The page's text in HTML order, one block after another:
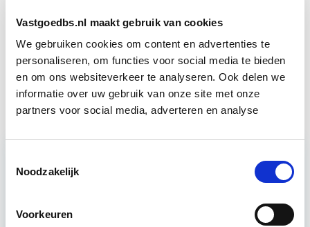
Vastgoedbs.nl maakt gebruik van cookies
We gebruiken cookies om content en advertenties te
personaliseren, om functies voor social media te bieden
en om ons websiteverkeer te analyseren. Ook delen we
informatie over uw gebruik van onze site met onze
partners voor social media, adverteren en analyse
Noodzakelijk
Voorkeuren
Verduurzaming Vastgoed en
DMJOP
Start di 8
Vastgoedbeheer Start wo 9 sep